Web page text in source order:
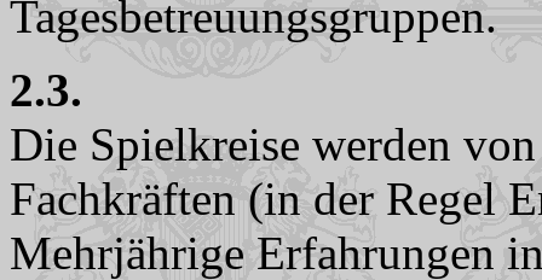
Tagesbetreuungsgruppen.
2.3.
Die Spielkreise werden
Fachkräften (in der Regel
Mehrjährige Erfahrungen